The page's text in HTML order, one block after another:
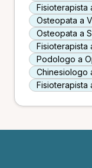
Fisioterapista
Osteopata a
Osteopata a
Fisioterapista
Podologo a
Chinesiologo
Fisioterapista